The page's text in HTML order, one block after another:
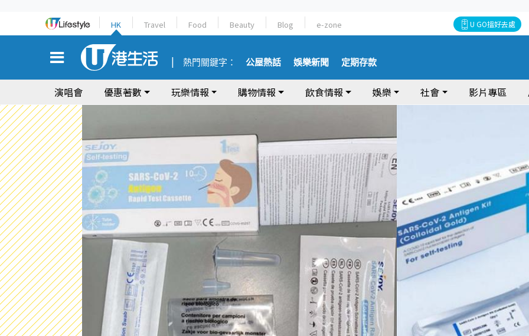
HK Travel Food Beauty Blog e-zone U GO搵好去處
熱門關鍵字： 公屋熱話 娛樂新聞 定期存款
演唱會 優惠著數 玩樂情報 購物情報 飲食情報 娛樂 社會 影片專區